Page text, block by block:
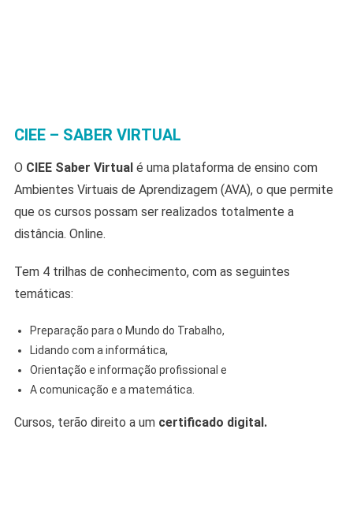
CIEE – SABER VIRTUAL
O CIEE Saber Virtualé uma plataforma de ensino com
Ambientes Virtuais de Aprendizagem (AVA), o que permite
que os cursos possam ser realizados totalmente a
distância. Online.
Tem 4 trilhas de conhecimento, com as seguintes
temáticas:
Preparação para o Mundo do Trabalho,
Lidando com a informática,
Orientação e informação profissional e
A comunicação e a matemática.
Cursos, terão direito a um certificado digital.